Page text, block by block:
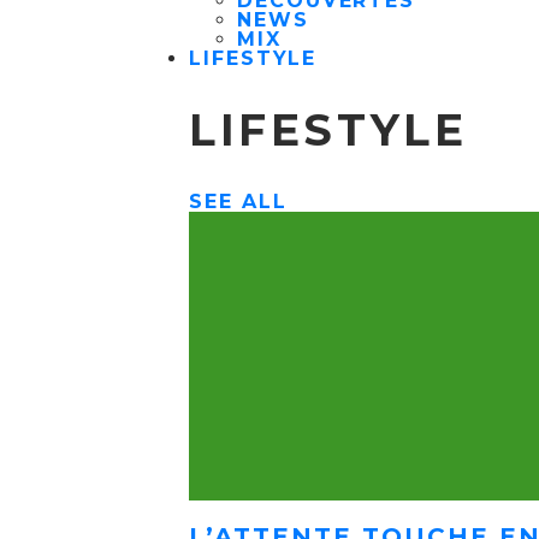
NEWS
MIX
LIFESTYLE
LIFESTYLE
SEE ALL